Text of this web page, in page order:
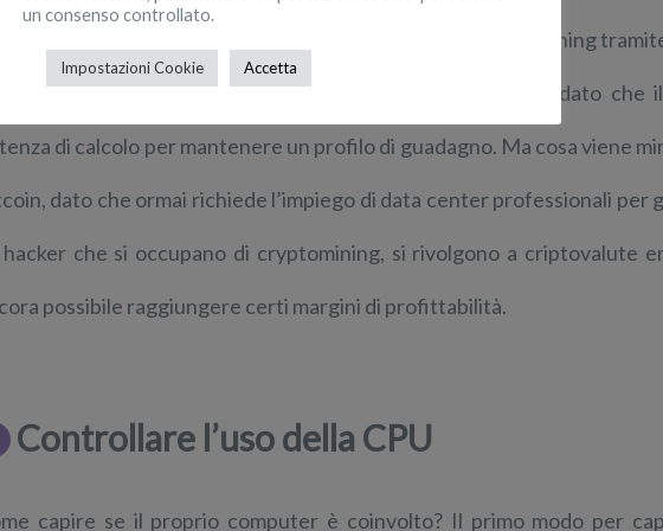
“schiavi” di hacker che creano sofisticati schemi di mining
in contemporanea. Strategia a suo modo geniale, dato che
di calcolo per mantenere un profilo di guadagno. Ma cosa viene
dato che ormai richiede l’impiego di data center professionali
che si occupano di cryptomining, si rivolgono a criptovalute
possibile raggiungere certi margini di profittabilità.
Controllare l’uso della CPU
capire se il proprio computer è coinvolto? Il primo modo per
un consenso controllato.
Impostazioni Cookie Accetta